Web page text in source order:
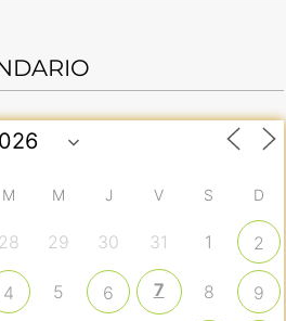
M M J V S D
28 29 30 31 1 2
4 5 6 7 8 9